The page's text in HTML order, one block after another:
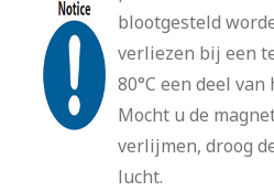
blootgesteld
verliezen bij een
80°C een deel
Mocht u de
verlijmen, droog
lucht.